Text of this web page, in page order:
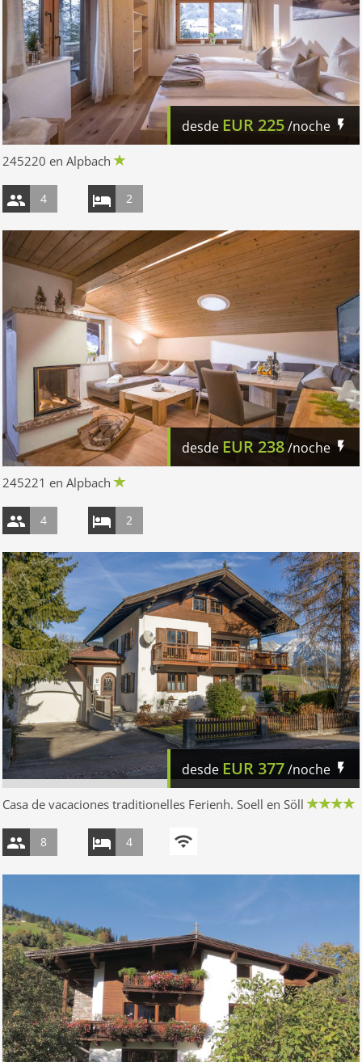
desde EUR 225/noche
245220 en Alpbach
4 2
desde EUR238/noche
245221 en Alpbach
4 2
desde EUR377/noche
Casa de vacaciones traditionelles Ferienh. Soell en Söll
8 4